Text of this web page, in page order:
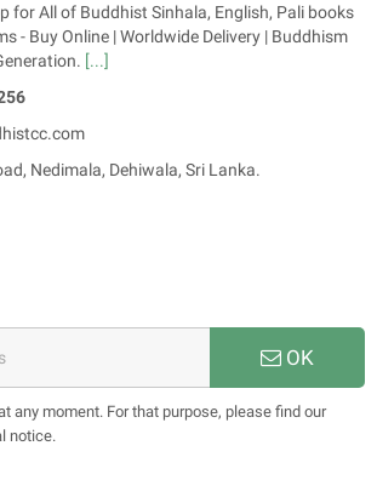
for All of Buddhist Sinhala, English, Pali books
- Buy Online | Worldwide Delivery | Buddhism
[...]
Nedimala, Dehiwala, Sri Lanka.
OK
any moment. For that purpose, please find our
notice.